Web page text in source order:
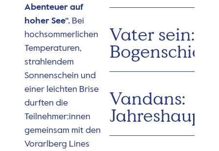
Abenteuer auf
hoher See“. Bei
hochsommerlichen
Temperaturen,
strahlendem
Sonnenschein und
einer leichten Brise
durften die
Teilnehmer:innen
gemeinsam mit den
Vorarlberg Lines
Vater sein:
Vandans: